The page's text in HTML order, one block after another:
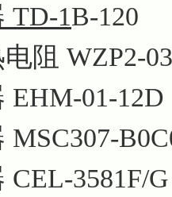
TD-1B-120
阻 WZP2-
EHM-01-12D
3581F/G